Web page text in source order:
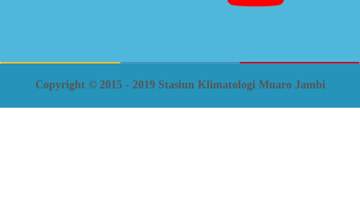
Copyright © 2015 - 2019 Stasiun Klimatologi Muaro Jambi